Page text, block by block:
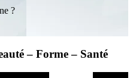
?
– Forme – Santé